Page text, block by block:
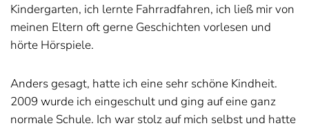
Kindergarten, ich lernte Fahrradfahren, ich ließ mir von
meinen Eltern oft gerne Geschichten vorlesen und
hörte Hörspiele.
Anders gesagt, hatte ich eine sehr schöne Kindheit.
2009 wurde ich eingeschult und ging auf eine ganz
normale Schule. Ich war stolz auf mich selbst und hatte